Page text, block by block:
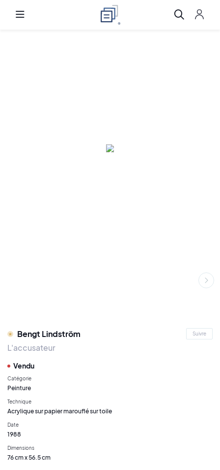
Bengt Lindström Suivre
L'accusateur
Vendu
Catégorie
Peinture
Technique
Acrylique sur papier marouflé sur toile
Date
1988
Dimensions
76 cm x 56.5 cm